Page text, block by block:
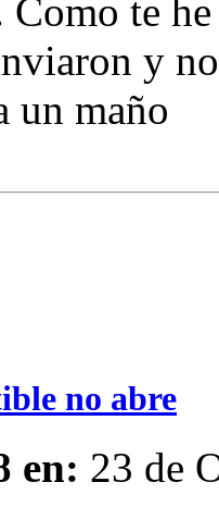
Como te
y
un maño
no abre
en: 23 de